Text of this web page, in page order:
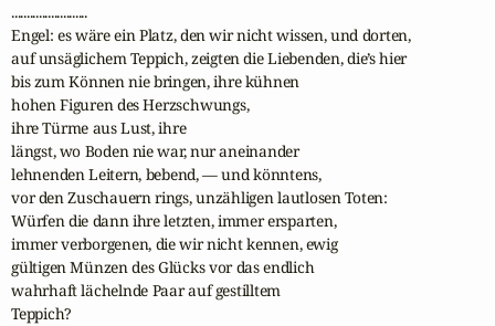
.........................
Engel: es wäre ein Platz, den wir nicht wissen, und dorten,
auf unsäglichem Teppich, zeigten die Liebenden, die’s hier
bis zum Können nie bringen, ihre kühnen
hohen Figuren des Herzschwungs,
ihre Türme aus Lust, ihre
längst, wo Boden nie war, nur aneinander
lehnenden Leitern, bebend, — und könntens,
vor den Zuschauern rings, unzähligen lautlosen Toten:
Würfen die dann ihre letzten, immer ersparten,
immer verborgenen, die wir nicht kennen, ewig
gültigen Münzen des Glücks vor das endlich
wahrhaft lächelnde Paar auf gestilltem
Teppich?